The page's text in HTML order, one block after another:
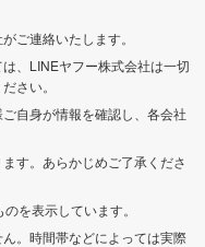
ご連絡いたします。
、LINEヤフー株式会社は一切
さい。
自身が情報を確認し、各会社
す。あらかじめご了承くださ
を表示しています。
。時間帯などによっては実際